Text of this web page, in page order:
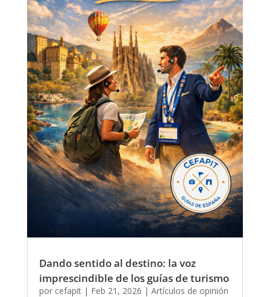
Dando sentido al destino: la voz
imprescindible de los guías de turismo
por cefapit| Feb 21, 2026 | Artículos de opinión